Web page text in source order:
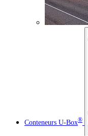
Conteneurs U-Box®